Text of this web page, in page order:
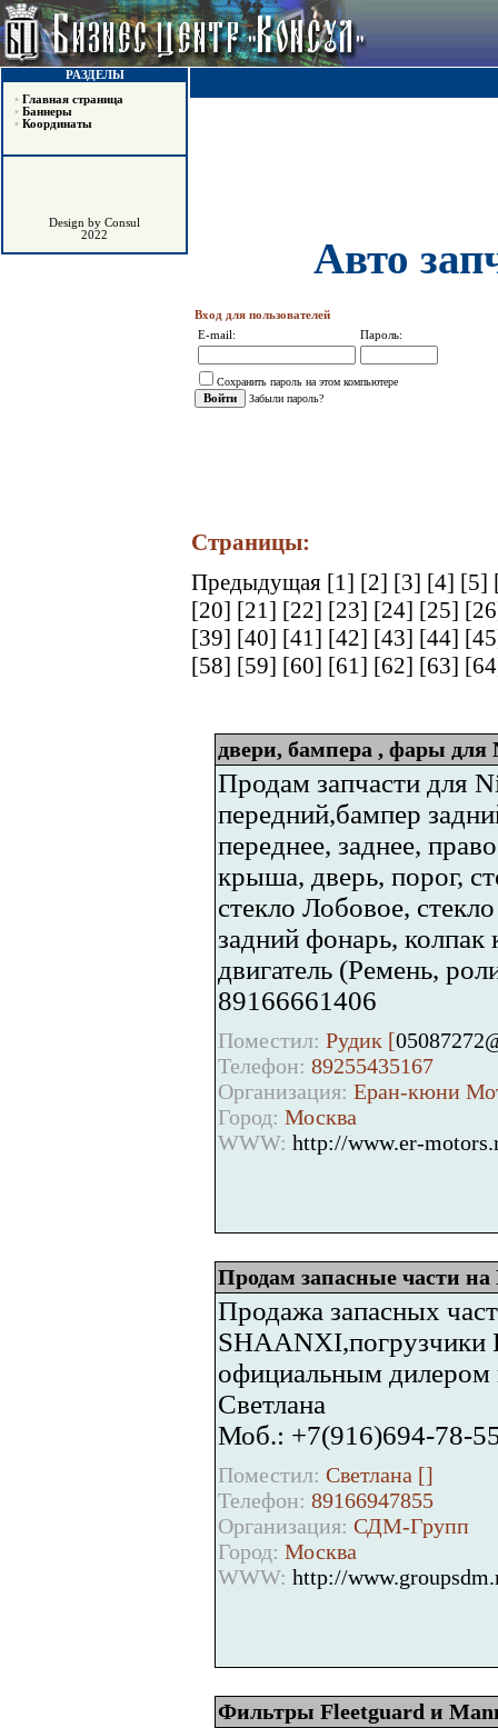
РАЗДЕЛЫ
• Главная страница
• Баннеры
• Координаты
Design by Consul
2022
Авто
Вход для пользователей
E-mail:
Пароль:
Сохранить пароль на этом компьютере
Забыли пароль?
Страницы:
Предыдущая [1] [2] [3] [4] [5]
[20] [21] [22] [23] [24] [25]
[39] [40] [41] [42] [43] [44]
[58] [59] [60] [61] [62] [63]
двери, бампера , фары для
Продам запчасти для
передний,бампер
переднее, заднее,
крыша, дверь, порог,
стекло Лобовое,
задний фонарь, колпак
двигатель (Ремень,
89166661406
Поместил: Рудик [
Телефон: 89255435167
Организация: Еран-кюни
Город: Москва
WWW: http://www.er-
Продам запасные части
Продажа запасных
SHAANXI,погрузчики
официальным дилером
Светлана
Моб.: +7(916)694-78-
Поместил: Светлана []
Телефон: 89166947855
Организация: СДМ-Групп
Город: Москва
WWW: http://
Фильтры Fleetguard и